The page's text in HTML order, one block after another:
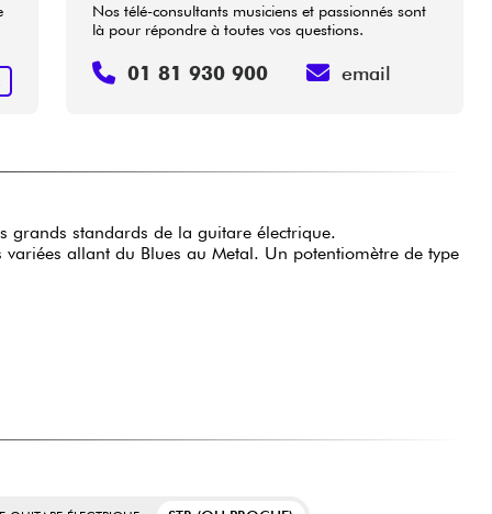
Nos télé-consultants musiciens et passionnés sont
là pour répondre à toutes vos questions.
01 81 930 900 email
grands standards de la guitare électrique.
allant du Blues au Metal. Un potentiomètre de type